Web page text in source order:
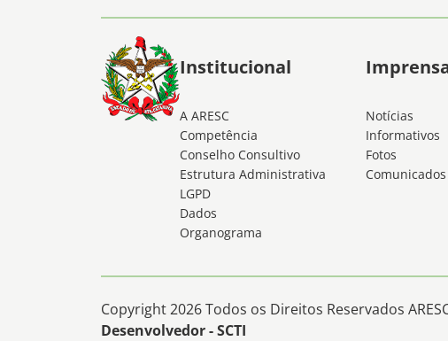
Institucional
A ARESC
Competência
Conselho Consultivo
Estrutura Administrativa
LGPD
Dados
Organograma
Notícias
Informativos
Fotos
Comunicados
Copyright 2026 Todos os Direitos Reservados
Desenvolvedor - SCTI